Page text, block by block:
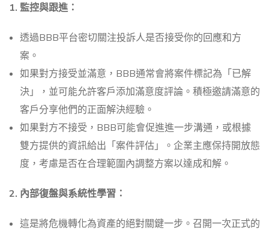
1. 監控與跟進：
透過BBB平台密切關注投訴人是否接受你的回應和方
案。
如果對方接受並滿意，BBB通常會將案件標記為「已解
決」，並可能允許客戶添加滿意度評論。積極邀請滿意的
客戶分享他們的正面解決經驗。
如果對方不接受，BBB可能會促進進一步溝通，或根據
雙方提供的資訊給出「案件評估」。企業主應保持開放態
度，考慮是否在合理範圍內調整方案以達成和解。
2. 內部復盤與系統性學習：
這是將危機轉化為資產的絕對關鍵一步。召開一次正式的